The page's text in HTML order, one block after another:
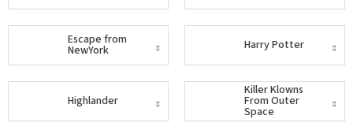
Lorcana
Wars
TCG
Escape from
NewYork Harry Potter
Highlander
Killer Klowns
From Outer
Space